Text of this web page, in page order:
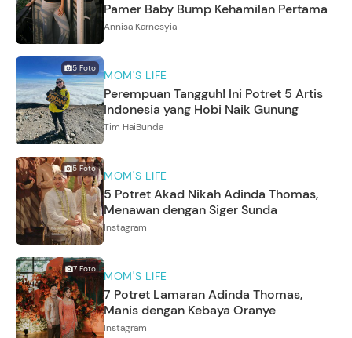
Pamer Baby Bump Kehamilan Pertama
Annisa Karnesyia
5 Foto MOM'S LIFE
Perempuan Tangguh! Ini Potret 5 Artis
Indonesia yang Hobi Naik Gunung
Tim HaiBunda
5 Foto MOM'S LIFE
5 Potret Akad Nikah Adinda Thomas,
Menawan dengan Siger Sunda
Instagram
7 Foto MOM'S LIFE
7 Potret Lamaran Adinda Thomas,
Manis dengan Kebaya Oranye
Instagram